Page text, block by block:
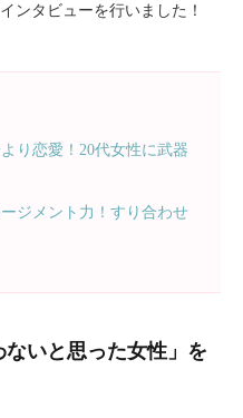
ンタビューを行いました！
り恋愛！20代女性に武器
ジメント力！すり合わせ
いと思った女性」を